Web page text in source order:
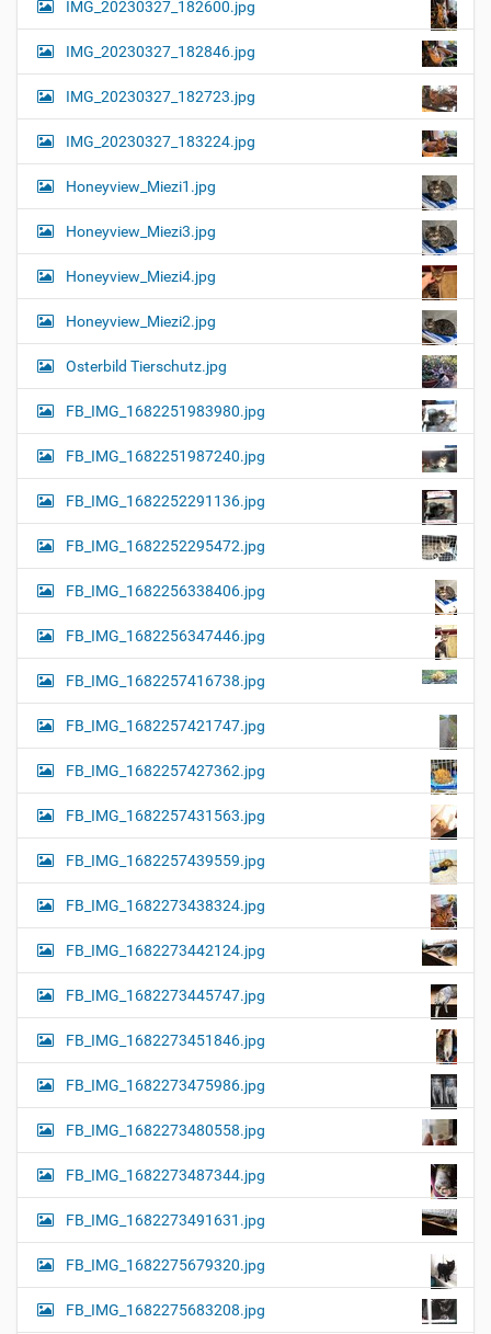
IMG_20230327_182600.jpg
IMG_20230327_182846.jpg
IMG_20230327_182723.jpg
IMG_20230327_183224.jpg
Honeyview_Miezi1.jpg
Honeyview_Miezi3.jpg
Honeyview_Miezi4.jpg
Honeyview_Miezi2.jpg
Osterbild Tierschutz.jpg
FB_IMG_1682251983980.jpg
FB_IMG_1682251987240.jpg
FB_IMG_1682252291136.jpg
FB_IMG_1682252295472.jpg
FB_IMG_1682256338406.jpg
FB_IMG_1682256347446.jpg
FB_IMG_1682257416738.jpg
FB_IMG_1682257421747.jpg
FB_IMG_1682257427362.jpg
FB_IMG_1682257431563.jpg
FB_IMG_1682257439559.jpg
FB_IMG_1682273438324.jpg
FB_IMG_1682273442124.jpg
FB_IMG_1682273445747.jpg
FB_IMG_1682273451846.jpg
FB_IMG_1682273475986.jpg
FB_IMG_1682273480558.jpg
FB_IMG_1682273487344.jpg
FB_IMG_1682273491631.jpg
FB_IMG_1682275679320.jpg
FB_IMG_1682275683208.jpg